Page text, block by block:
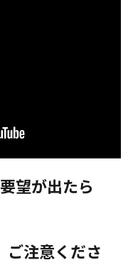
望が出たら
ご注意くださ